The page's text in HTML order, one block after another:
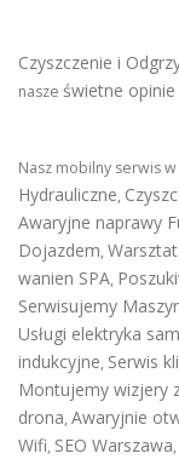
Czyszczenie i
nasze świetne
Nasz mobilny serwis
Hydrauliczne,
Awaryjne naprawy
Dojazdem,
wanien SPA,
Serwisujemy
Usługi elektryka
indukcyjne, Serwis
Montujemy wizjery
drona, Awaryjnie
Wifi, SEO Warszawa,